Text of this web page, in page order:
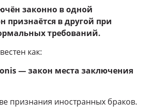
законно в одной
признаётся в другой при
требований.
как:
— закон места заключения
признания иностранных браков.